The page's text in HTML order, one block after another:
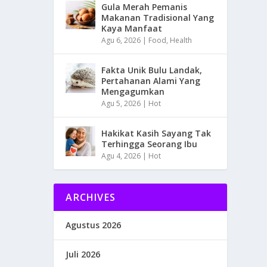
Gula Merah Pemanis
Makanan Tradisional Yang
Kaya Manfaat
Agu 6, 2026 | Food, Health
Fakta Unik Bulu Landak,
Pertahanan Alami Yang
Mengagumkan
Agu 5, 2026 | Hot
Hakikat Kasih Sayang Tak
Terhingga Seorang Ibu
Agu 4, 2026 | Hot
ARCHIVES
Agustus 2026
Juli 2026